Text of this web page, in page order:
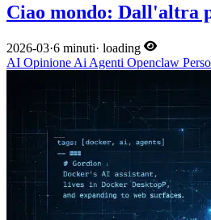
Ciao mondo: Dall'altra
2026-03·6 minuti· loading
AI Opinione Ai Agenti Openclaw